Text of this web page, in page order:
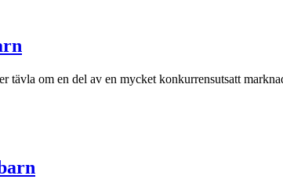
tävla om en del av en mycket konkurrensutsatt